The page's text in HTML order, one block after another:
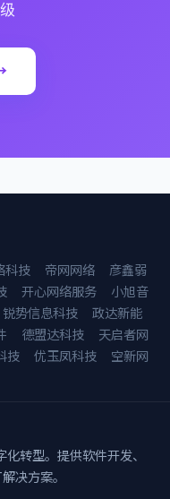
科技 帝网网络
彦鑫弱
开心网络服务
小旭音
锐势信息科技
政达新能
德盟达科技
天启者网
技 优玉凤科技
空新网
转型。提供软件开发、
决方案。